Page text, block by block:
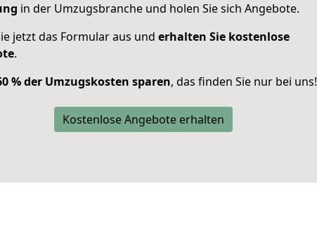
in der Umzugsbranche und holen Sie sich Angebote.
jetzt das Formular aus und erhalten Sie kostenlose
.
% der Umzugskosten sparen, das finden Sie nur bei uns!
Kostenlose Angebote erhalten